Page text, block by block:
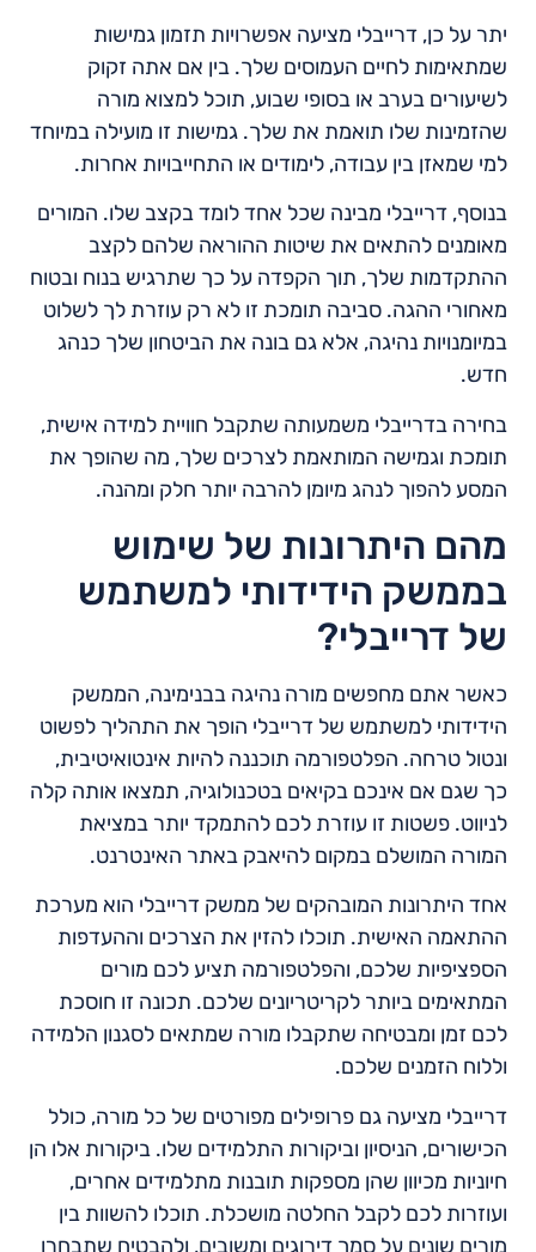
יתר על כן, דרייבלי מציעה אפשרויות תזמון גמישות
שמתאימות לחיים העמוסים שלך. בין אם אתה זקוק
לשיעורים בערב או בסופי שבוע, תוכל למצוא מורה
שהזמינות שלו תואמת את שלך. גמישות זו מועילה במיוחד
למי שמאזן בין עבודה, לימודים או התחייבויות אחרות.
בנוסף, דרייבלי מבינה שכל אחד לומד בקצב שלו. המורים
מאומנים להתאים את שיטות ההוראה שלהם לקצב
ההתקדמות שלך, תוך הקפדה על כך שתרגיש בנוח ובטוח
מאחורי ההגה. סביבה תומכת זו לא רק עוזרת לך לשלוט
במיומנויות נהיגה, אלא גם בונה את הביטחון שלך כנהג
חדש.
בחירה בדרייבלי משמעותה שתקבל חוויית למידה אישית,
תומכת וגמישה המותאמת לצרכים שלך, מה שהופך את
המסע להפוך לנהג מיומן להרבה יותר חלק ומהנה.
מהם היתרונות של שימוש
בממשק הידידותי למשתמש
של דרייבלי?
כאשר אתם מחפשים מורה נהיגה בבנימינה, הממשק
הידידותי למשתמש של דרייבלי הופך את התהליך לפשוט
ונטול טרחה. הפלטפורמה תוכננה להיות אינטואיטיבית,
כך שגם אם אינכם בקיאים בטכנולוגיה, תמצאו אותה קלה
לניווט. פשטות זו עוזרת לכם להתמקד יותר במציאת
המורה המושלם במקום להיאבק באתר האינטרנט.
אחד היתרונות המובהקים של ממשק דרייבלי הוא מערכת
ההתאמה האישית. תוכלו להזין את הצרכים וההעדפות
הספציפיות שלכם, והפלטפורמה תציע לכם מורים
המתאימים ביותר לקריטריונים שלכם. תכונה זו חוסכת
לכם זמן ומבטיחה שתקבלו מורה שמתאים לסגנון הלמידה
וללוח הזמנים שלכם.
דרייבלי מציעה גם פרופילים מפורטים של כל מורה, כולל
הכישורים, הניסיון וביקורות התלמידים שלו. ביקורות אלו הן
חיוניות מכיוון שהן מספקות תובנות מתלמידים אחרים,
ועוזרות לכם לקבל החלטה מושכלת. תוכלו להשוות בין
מורים שונים על סמך דירוגים ומשובים, ולהבטיח שתבחרו